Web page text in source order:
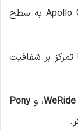
بر شفافیت
WeRide، وPony
.